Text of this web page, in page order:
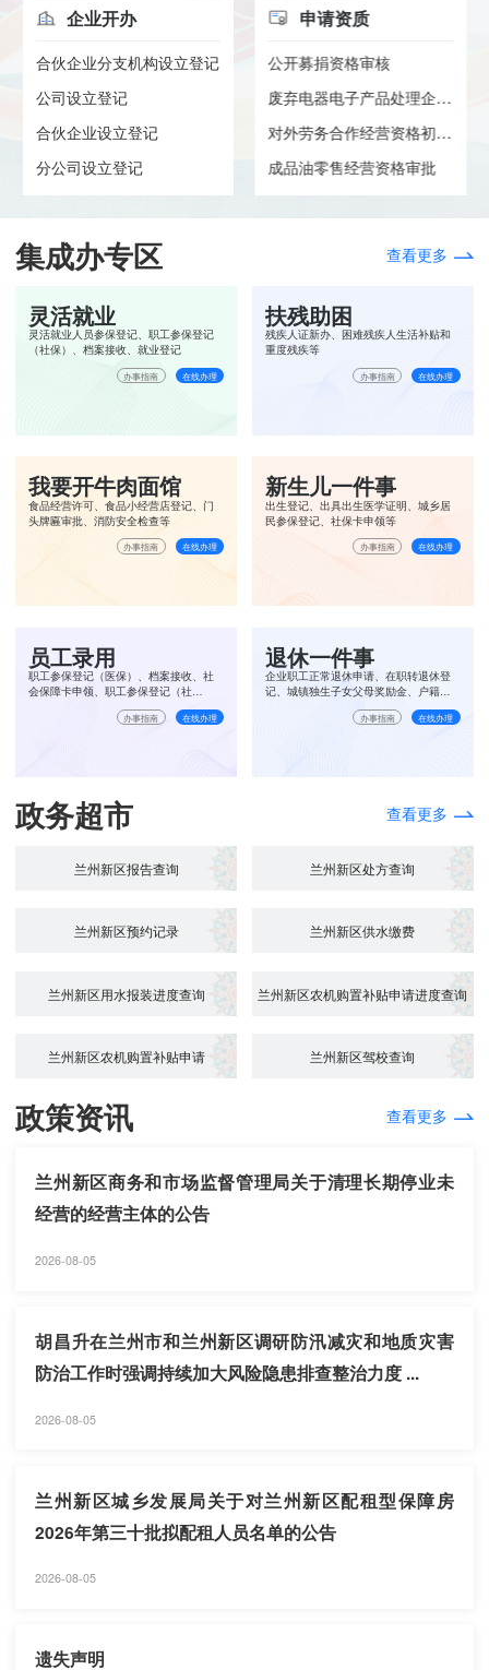
企业开办
合伙企业分支机构设立登记
公司设立登记
合伙企业设立登记
分公司设立登记
申请资质
公开募捐资格审核
废弃电器电子产品处理企业资格...
对外劳务合作经营资格初审转报
成品油零售经营资格审批
集成办专区 查看更多
灵活就业
灵活就业人员参保登记、职工参保登记
（社保）、档案接收、就业登记
办事指南 在线办理
扶残助困
残疾人证新办、困难残疾人生活补贴和
重度残疾等
办事指南 在线办理
我要开牛肉面馆
食品经营许可、食品小经营店登记、门
头牌匾审批、消防安全检查等
办事指南 在线办理
新生儿一件事
出生登记、出具出生医学证明、城乡居
民参保登记、社保卡申领等
办事指南 在线办理
员工录用
职工参保登记（医保）、档案接收、社
会保障卡申领、职工参保登记（社
保）、单位就业登记、住房公积金个人
办事指南 在线办理
退休一件事
企业职工正常退休申请、在职转退休登
记、城镇独生子女父母奖励金、户籍信
息确认、离、退休提取住房公积金
办事指南 在线办理
政务超市 查看更多
兰州新区报告查询 兰州新区处方查询
兰州新区预约记录 兰州新区供水缴费
兰州新区用水报装进度查询 兰州新区农机购置补贴申请进度查询
兰州新区农机购置补贴申请 兰州新区驾校查询
政策资讯 查看更多
兰州新区商务和市场监督管理局关于清理长期停业未
经营的经营主体的公告
2026-08-05
胡昌升在兰州市和兰州新区调研防汛减灾和地质灾害
防治工作时强调持续加大风险隐患排查整治力度 ...
2026-08-05
兰州新区城乡发展局关于对兰州新区配租型保障房
2026年第三十批拟配租人员名单的公告
2026-08-05
遗失声明